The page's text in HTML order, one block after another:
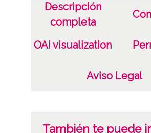
Tipo de contenido
Fotográfico
Soporte
Descripción
completa
OAI visualization
Aviso Legal
También te puede